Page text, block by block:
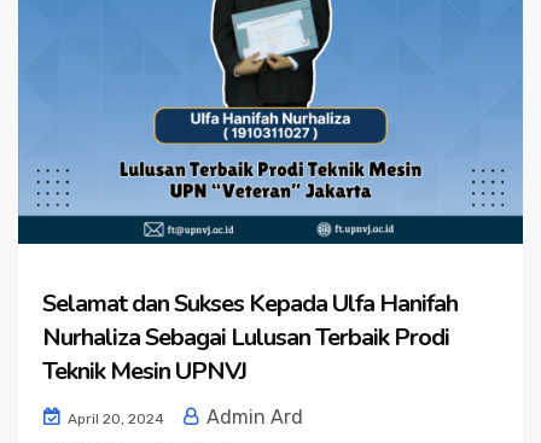
Selamat dan Sukses Kepada Ulfa Hanifah
Nurhaliza Sebagai Lulusan Terbaik Prodi
Teknik Mesin UPNVJ
April 20, 2024
Admin Ard